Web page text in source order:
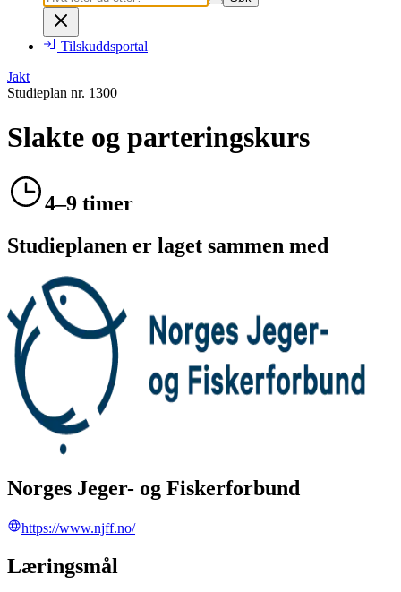
Tilskuddsportal
Jakt
Studieplan nr. 1300
Slakte og parteringskurs
4–9 timer
Studieplanen er laget sammen med
Norges Jeger- og Fiskerforbund
https://www.njff.no/
Læringsmål